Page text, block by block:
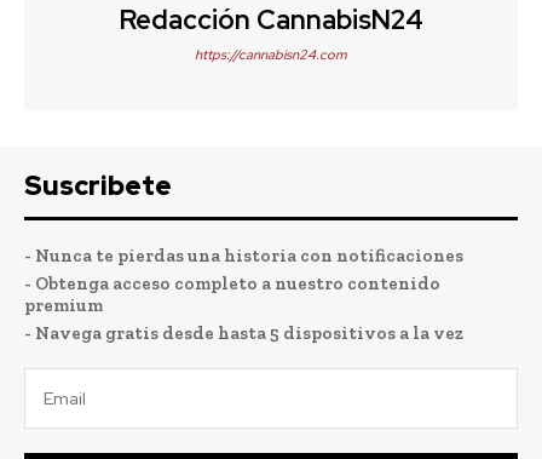
Redacción CannabisN24
https://cannabisn24.com
Suscribete
- Nunca te pierdas una historia con notificaciones
- Obtenga acceso completo a nuestro contenido
premium
- Navega gratis desde hasta 5 dispositivos a la vez